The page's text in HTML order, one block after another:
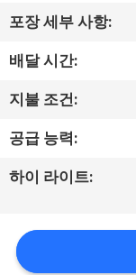
여
공
장
여
포장 세부 사항:
배달 시간:
지불 조건:
공급 능력:
하이 라이트: